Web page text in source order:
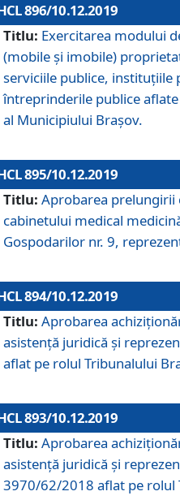
896/10.12.2019
Titlu: Exercitarea modului
(mobile și imobile)
serviciile publice, instituțiile
întreprinderile publice
al Municipiului Brașov.
895/10.12.2019
Titlu: Aprobarea prelungirii
cabinetului medical
Gospodarilor nr. 9,
894/10.12.2019
Titlu: Aprobarea
asistenţă juridică şi
aflat pe rolul Tribunalului
893/10.12.2019
Titlu: Aprobarea
asistenţă juridică şi
3970/62/2018 aflat pe rolul